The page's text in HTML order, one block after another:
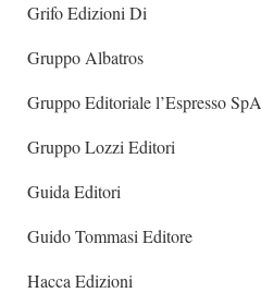
Grifo Edizioni Di
Gruppo Albatros
Gruppo Editoriale l’Espresso SpA
Gruppo Lozzi Editori
Guida Editori
Guido Tommasi Editore
Hacca Edizioni